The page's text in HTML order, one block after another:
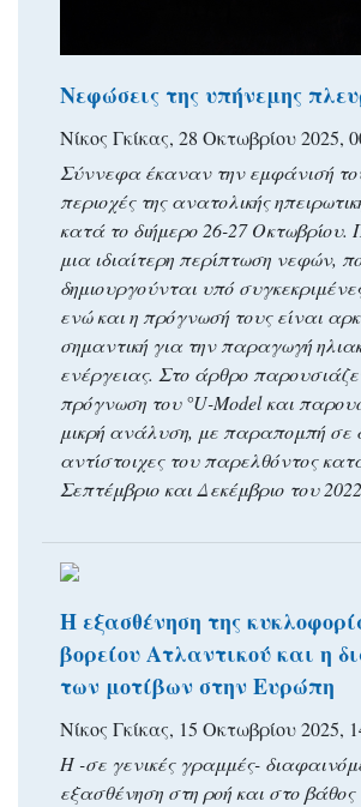
Νεφώσεις της υπήνεμης
Νίκος Γκίκας, 28 Οκτωβρίου 2025,
Σύννεφα έκαναν την εμφάνισή
περιοχές της ανατολικής
κατά το διήμερο 26-27 Οκτωβρίου.
μια ιδιαίτερη περίπτωση νεφών,
δημιουργούνται υπό
ενώ και η πρόγνωσή τους είναι
σημαντική για την παραγωγή
ενέργειας. Στο άρθρο
πρόγνωση του °U-Model και
μικρή ανάλυση, με παραπομπή σε
αντίστοιχες του παρελθόντος
Σεπτέμβριο και Δεκέμβριο του
Η εξασθένηση της
βορείου Ατλαντικού και η
των μοτίβων στην Ευρώπη
Νίκος Γκίκας, 15 Οκτωβρίου 2025,
Η -σε γενικές γραμμές-
εξασθένηση στη ροή και στο